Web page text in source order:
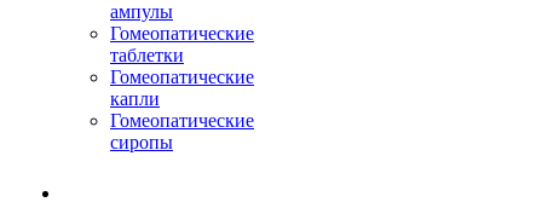
ампулы
Гомеопатические
таблетки
Гомеопатические
капли
Гомеопатические
сиропы